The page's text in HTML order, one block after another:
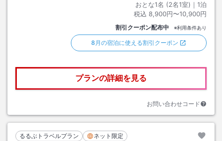
おとな1名 (2名1室)｜ 1泊
税込 8,900円〜10,900円
割引クーポン配布中 ※利用条件あり
8月の宿泊に使える割引クーポン
プランの詳細を見る
お問い合わせコード
るるぶトラベルプラン ネット限定